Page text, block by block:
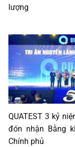
lượng
QUATEST 3 kỷ
đón nhận Bằng
Chính phủ